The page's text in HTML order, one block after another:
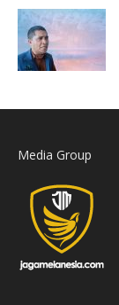
Media Group